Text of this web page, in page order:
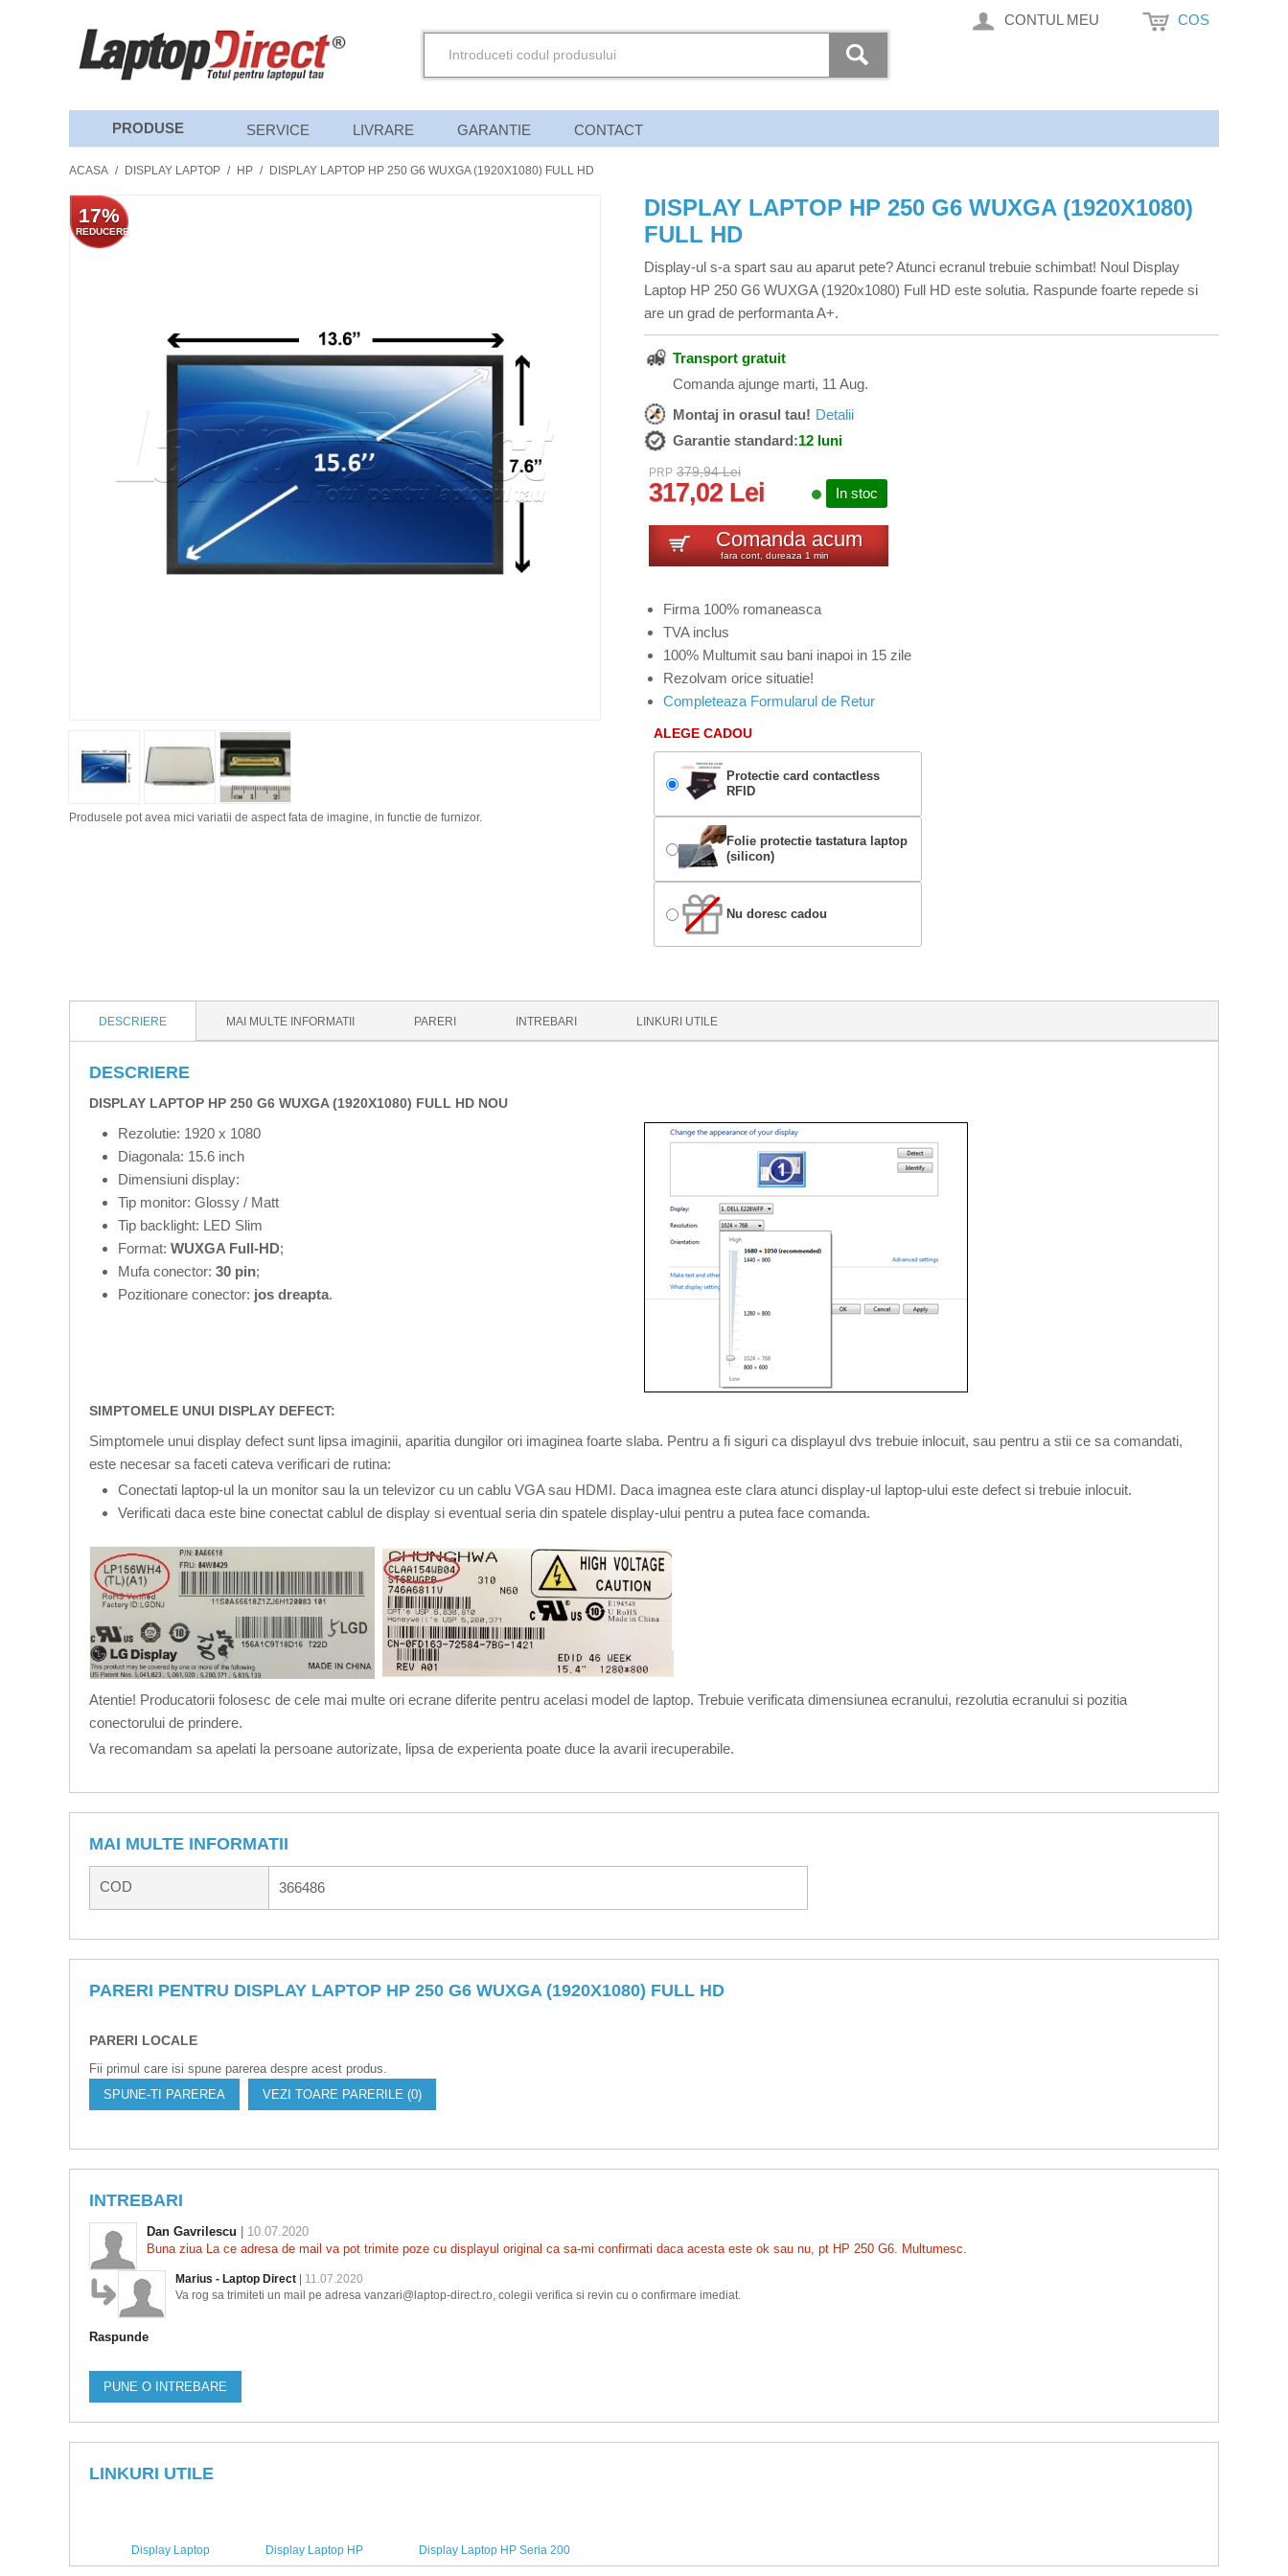
CONTUL MEU COS
PRODUSE SERVICE LIVRARE GARANTIE CONTACT
ACASA / DISPLAY LAPTOP / HP / DISPLAY LAPTOP HP 250 G6 WUXGA (1920X1080) FULL HD
17%
REDUCERE
Produsele pot avea mici variatii de aspect fata de imagine, in functie de furnizor.
DISPLAY LAPTOP HP 250 G6 WUXGA (1920X1080)
FULL HD
Display-ul s-a spart sau au aparut pete? Atunci ecranul trebuie schimbat! Noul Display
Laptop HP 250 G6 WUXGA (1920x1080) Full HD este solutia. Raspunde foarte repede si
are un grad de performanta A+.
Transport gratuit
Comanda ajunge marti, 11 Aug.
Montaj in orasul tau! Detalii
Garantie standard:12 luni
PRP 379,94 Lei
317,02 Lei In stoc
Comanda acum
fara cont, dureaza 1 min
Firma 100% romaneasca
TVA inclus
100% Multumit sau bani inapoi in 15 zile
Rezolvam orice situatie!
Completeaza Formularul de Retur
ALEGE CADOU
Protectie card contactless
RFID
Folie protectie tastatura laptop
(silicon)
Nu doresc cadou
DESCRIERE MAI MULTE INFORMATII PARERI INTREBARI LINKURI UTILE
DESCRIERE
DISPLAY LAPTOP HP 250 G6 WUXGA (1920X1080) FULL HD NOU
Rezolutie: 1920 x 1080
Diagonala: 15.6 inch
Dimensiuni display:
Tip monitor: Glossy / Matt
Tip backlight: LED Slim
Format: WUXGA Full-HD;
Mufa conector: 30 pin;
Pozitionare conector: jos dreapta.
SIMPTOMELE UNUI DISPLAY DEFECT:
Simptomele unui display defect sunt lipsa imaginii, aparitia dungilor ori imaginea foarte slaba. Pentru a fi siguri ca displayul dvs trebuie inlocuit, sau pentru a stii ce sa comandati,
este necesar sa faceti cateva verificari de rutina:
Conectati laptop-ul la un monitor sau la un televizor cu un cablu VGA sau HDMI. Daca imagnea este clara atunci display-ul laptop-ului este defect si trebuie inlocuit.
Verificati daca este bine conectat cablul de display si eventual seria din spatele display-ului pentru a putea face comanda.
Atentie! Producatorii folosesc de cele mai multe ori ecrane diferite pentru acelasi model de laptop. Trebuie verificata dimensiunea ecranului, rezolutia ecranului si pozitia
conectorului de prindere.
Va recomandam sa apelati la persoane autorizate, lipsa de experienta poate duce la avarii irecuperabile.
MAI MULTE INFORMATII
COD 366486
PARERI PENTRU DISPLAY LAPTOP HP 250 G6 WUXGA (1920X1080) FULL HD
PARERI LOCALE
Fii primul care isi spune parerea despre acest produs.
SPUNE-TI PAREREA
VEZI TOARE PARERILE (0)
INTREBARI
Dan Gavrilescu | 10.07.2020
Buna ziua La ce adresa de mail va pot trimite poze cu displayul original ca sa-mi confirmati daca acesta este ok sau nu, pt HP 250 G6. Multumesc.
Marius - Laptop Direct | 11.07.2020
Va rog sa trimiteti un mail pe adresa vanzari@laptop-direct.ro, colegii verifica si revin cu o confirmare imediat.
Raspunde
PUNE O INTREBARE
LINKURI UTILE
Display Laptop Display Laptop HP Display Laptop HP Seria 200